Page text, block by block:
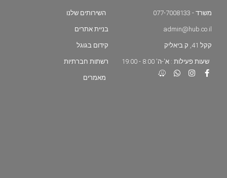
משרד - 077-7008133
admin@hub.co.il
קקל 41, ק.ביאליק
שעות פעילות : א'-ה' 8:00 - 19:00
השירותים שלנו
בניית אתרים
קידום בגוגל
רשתות חברתיות
מאמרים